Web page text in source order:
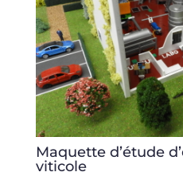
Maquette d’étude
viticole